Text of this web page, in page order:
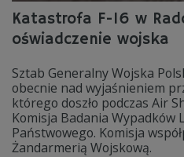
Katastrofa F-16 w
oświadczenie wojska
Sztab Generalny Wojska
obecnie nad wyjaśnieniem
którego doszło podczas Air
Komisja Badania Wypadków
Państwowego. Komisja
Żandarmerią Wojskową.